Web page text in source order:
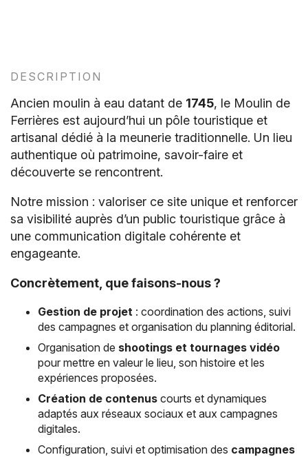
DESCRIPTION
Ancien moulin à eau datant de 1745, le Moulin de
Ferrières est aujourd’hui un pôle touristique et
artisanal dédié à la meunerie traditionnelle. Un lieu
authentique où patrimoine, savoir-faire et
découverte se rencontrent.
Notre mission : valoriser ce site unique et renforcer
sa visibilité auprès d’un public touristique grâce à
une communication digitale cohérente et
engageante.
Concrètement, que faisons-nous ?
Gestion de projet : coordination des actions, suivi
des campagnes et organisation du planning éditorial.
Organisation de shootings et tournages vidéo
pour mettre en valeur le lieu, son histoire et les
expériences proposées.
Création de contenus courts et dynamiques
adaptés aux réseaux sociaux et aux campagnes
digitales.
Configuration, suivi et optimisation des campagnes